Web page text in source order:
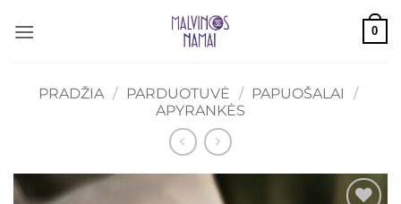
0
PRADŽIA / PARDUOTUVĖ / PAPUOŠALAI
/
APYRANKĖS